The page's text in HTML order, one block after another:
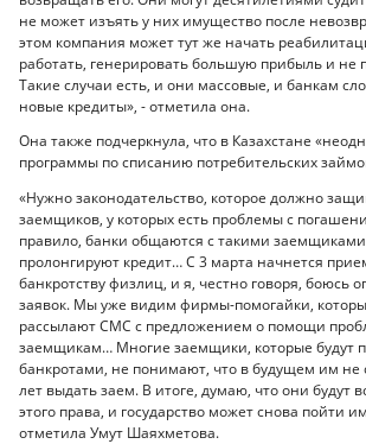
не может изъять у них имущество после
этом компания может тут же начать
работать, генерировать большую прибыль и не
Такие случаи есть, и они массовые, и банкам
новые кредиты», - отметила она.
Она также подчеркнула, что в Казахстане
программы по списанию потребительских
«Нужно законодательство, которое должно
заемщиков, у которых есть проблемы с
правило, банки общаются с такими заемщиками
пролонгируют кредит… С 3 марта начнется
банкротству физлиц, и я, честно говоря, боюсь
заявок. Мы уже видим фирмы-помогайки,
рассылают СМС с предложением о помощи
заемщикам… Многие заемщики, которые будут
банкротами, не понимают, что в будущем им не
лет выдать заем. В итоге, думаю, что они будут
этого права, и государство может снова пойти
отметила Умут Шаяхметова.